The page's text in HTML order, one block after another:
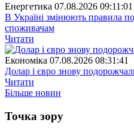
Енергетика 07.08.2026 09:11:01
В Україні змінюють правила
споживачам
Читати
Економіка 07.08.2026 08:31:41
Долар і євро знову
Читати
Бiльше новин
Точка зору